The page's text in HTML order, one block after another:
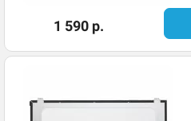
1 590 р.